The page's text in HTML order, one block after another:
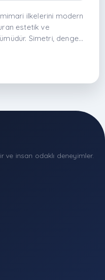
ilkelerini modern
estetik ve
Simetri, denge
noktasını
yüzeyler ve zarif
yaşamı düzenli ve
ve insan odaklı deneyimler.